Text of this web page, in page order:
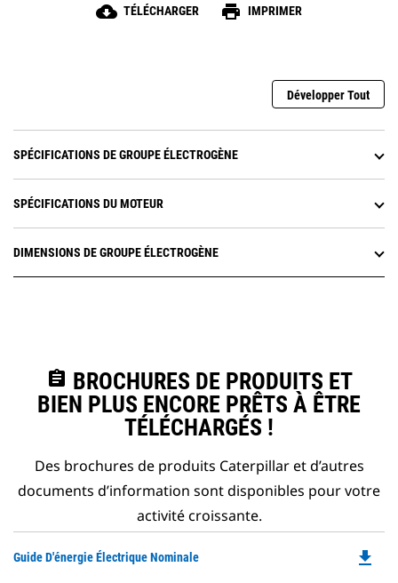
cloud_download TÉLÉCHARGER print IMPRIMER
Développer Tout
SPÉCIFICATIONS DE GROUPE ÉLECTROGÈNE
SPÉCIFICATIONS DU MOTEUR
DIMENSIONS DE GROUPE ÉLECTROGÈNE
assignment BROCHURES DE PRODUITS ET
BIEN PLUS ENCORE PRÊTS À ÊTRE
TÉLÉCHARGÉS !
Des brochures de produits Caterpillar et d’autres
documents d’information sont disponibles pour votre
activité croissante.
Guide D'énergie Électrique Nominale file_download